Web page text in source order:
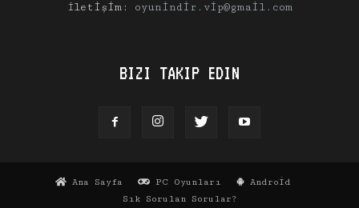
İletişim: oyunindir.vip@gmail.com
BIZI TAKIP EDIN
Ana Sayfa PC Oyunları
Android
Sık Sorulan Sorular?